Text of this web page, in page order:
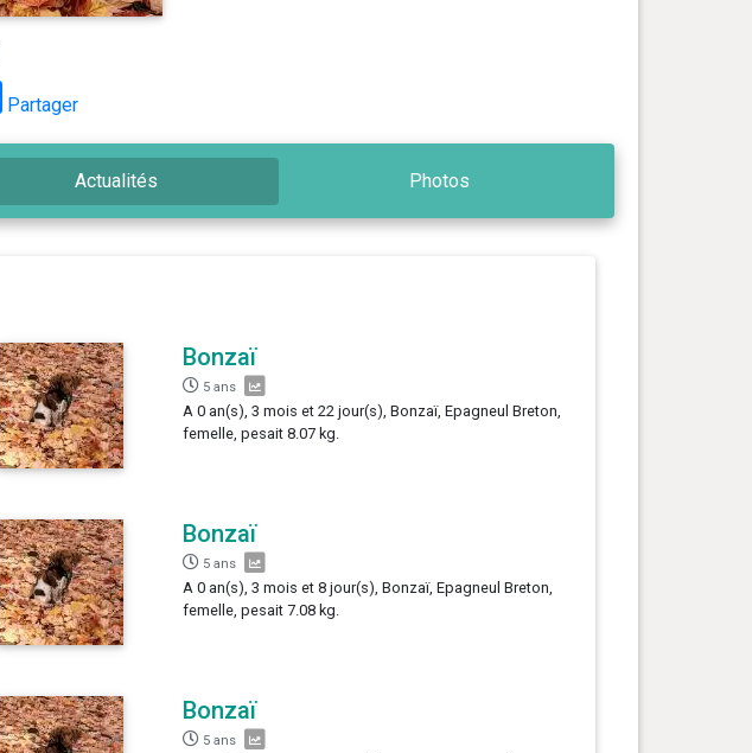
Partager
Actualités Photos
Bonzaï
5 ans
A 0 an(s), 3 mois et 22 jour(s), Bonzaï, Epagneul Breton,
femelle, pesait 8.07 kg.
Bonzaï
5 ans
A 0 an(s), 3 mois et 8 jour(s), Bonzaï, Epagneul Breton,
femelle, pesait 7.08 kg.
Bonzaï
5 ans